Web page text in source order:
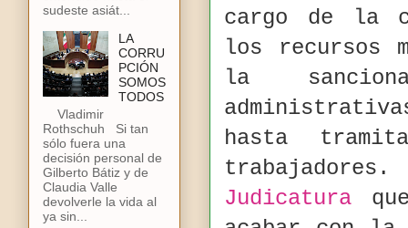
cargo de la
los recursos
la
hasta
Judicatura
sudeste asiát...
LA
CORRU
PCIÓN
SOMOS
TODOS
Vladimir
Rothschuh Si tan
sólo fuera una
decisión personal de
Gilberto Bátiz y de
Claudia Valle
devolverle la vida al
ya sin...